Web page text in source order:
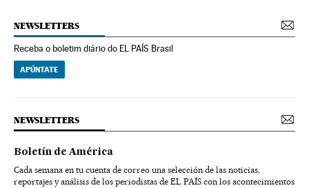
NEWSLETTERS
Receba o boletim diário do EL PAÍS Brasil
APÚNTATE
NEWSLETTERS
Boletín de América
Cada semana en tu cuenta de correo una selección de las noticias,
reportajes y análisis de los periodistas de EL PAÍS con los acontecimientos